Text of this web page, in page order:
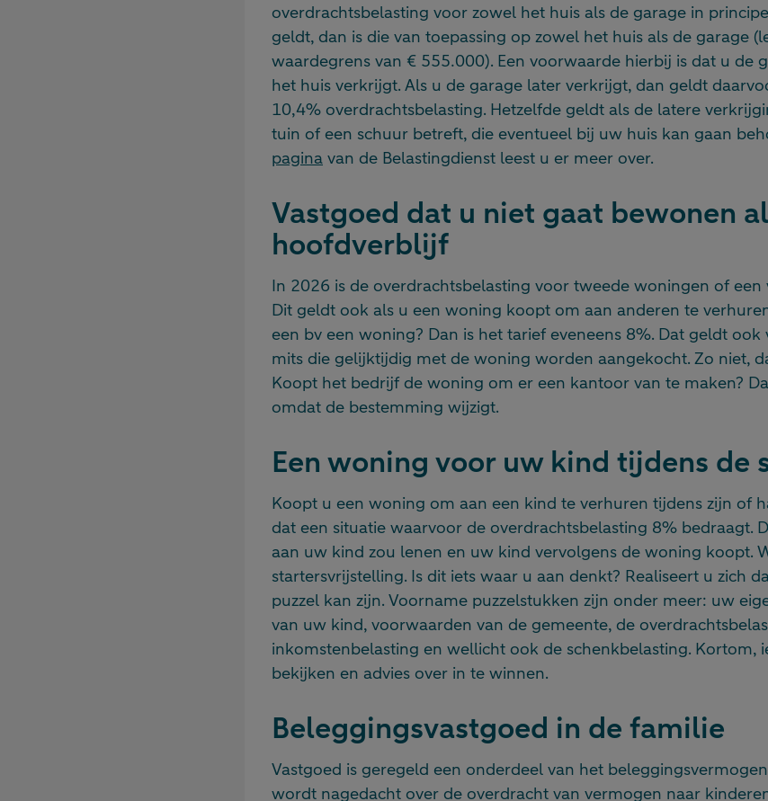
overdrachtsbelasting voor zowel het huis als de garage in
geldt, dan is die van toepassing op zowel het huis als de garage
waardegrens van € 555.000). Een voorwaarde hierbij is dat u de
het huis verkrijgt. Als u de garage later verkrijgt, dan geldt
10,4% overdrachtsbelasting. Hetzelfde geldt als de latere
tuin of een schuur betreft, die eventueel bij uw huis kan gaan
pagina van de Belastingdienst leest u er meer over.
Vastgoed dat u niet gaat bewonen
hoofdverblijf
In 2026 is de overdrachtsbelasting voor tweede woningen of
Dit geldt ook als u een woning koopt om aan anderen te
een bv een woning? Dan is het tarief eveneens 8%. Dat geldt
mits die gelijktijdig met de woning worden aangekocht. Zo niet,
Koopt het bedrijf de woning om er een kantoor van te maken?
omdat de bestemming wijzigt.
Een woning voor uw kind tijdens de
Koopt u een woning om aan een kind te verhuren tijdens zijn of
dat een situatie waarvoor de overdrachtsbelasting 8% bedraagt.
aan uw kind zou lenen en uw kind vervolgens de woning koopt.
startersvrijstelling. Is dit iets waar u aan denkt? Realiseert u zich
puzzel kan zijn. Voorname puzzelstukken zijn onder meer: uw
van uw kind, voorwaarden van de gemeente, de
inkomstenbelasting en wellicht ook de schenkbelasting. Kortom,
bekijken en advies over in te winnen.
Beleggingsvastgoed in de familie
Vastgoed is geregeld een onderdeel van het
wordt nagedacht over de overdracht van vermogen naar